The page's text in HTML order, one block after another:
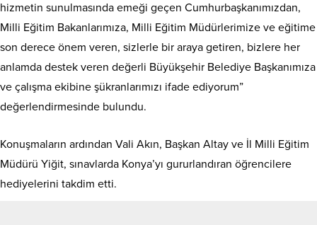
hizmetin sunulmasında emeği geçen Cumhurbaşkanımızdan,
Milli Eğitim Bakanlarımıza, Milli Eğitim Müdürlerimize ve eğitime
son derece önem veren, sizlerle bir araya getiren, bizlere her
anlamda destek veren değerli Büyükşehir Belediye Başkanımıza
ve çalışma ekibine şükranlarımızı ifade ediyorum”
değerlendirmesinde bulundu.
Konuşmaların ardından Vali Akın, Başkan Altay ve İl Milli Eğitim
Müdürü Yiğit, sınavlarda Konya’yı gururlandıran öğrencilere
hediyelerini takdim etti.